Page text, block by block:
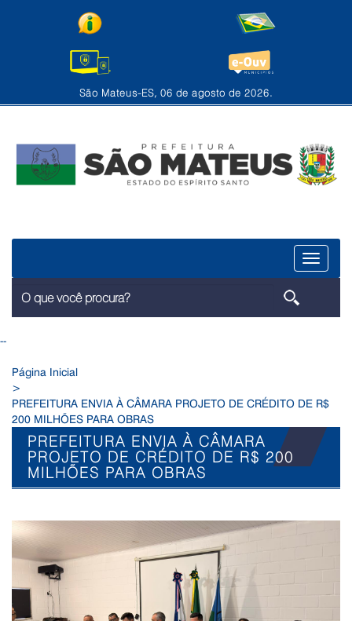
São Mateus-ES, 06 de agosto de 2026.
Menu
--
Página Inicial
>
PREFEITURA ENVIA À CÂMARA PROJETO DE CRÉDITO DE R$
200 MILHÕES PARA OBRAS
PREFEITURA ENVIA À CÂMARA
PROJETO DE CRÉDITO DE R$ 200
MILHÕES PARA OBRAS